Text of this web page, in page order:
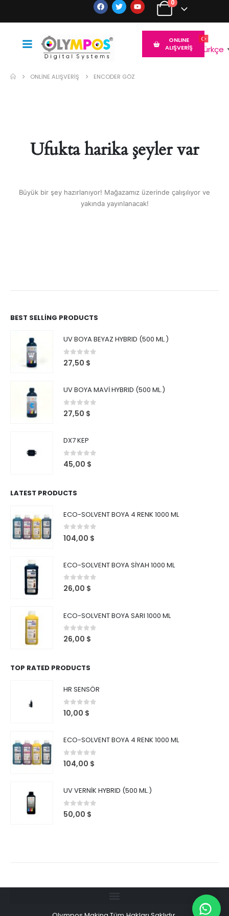
0
ONLINE
ALIŞVERİŞ
Türkçe
ONLINE ALIŞVERIŞ ENCODER GÖZ
Ufukta harika şeyler var
Büyük bir şey hazırlanıyor! Mağazamız üzerinde çalışılıyor ve
yakında yayınlanacak!
BEST SELLING PRODUCTS
UV BOYA BEYAZ HYBRID (500 ML.)
0out of 5
27,50 $
UV BOYA MAVİ HYBRID (500 ML.)
0out of 5
27,50 $
DX7 KEP
0 out of 5
45,00 $
LATEST PRODUCTS
ECO-SOLVENT BOYA 4 RENK 1000 ML
0out of 5
104,00 $
ECO-SOLVENT BOYA SİYAH 1000 ML
0out of 5
26,00 $
ECO-SOLVENT BOYA SARI 1000 ML
0out of 5
26,00 $
TOP RATED PRODUCTS
HR SENSÖR
0out of 5
10,00 $
ECO-SOLVENT BOYA 4 RENK 1000 ML
0out of 5
104,00 $
UV VERNİK HYBRID (500 ML.)
0 out of 5
50,00 $